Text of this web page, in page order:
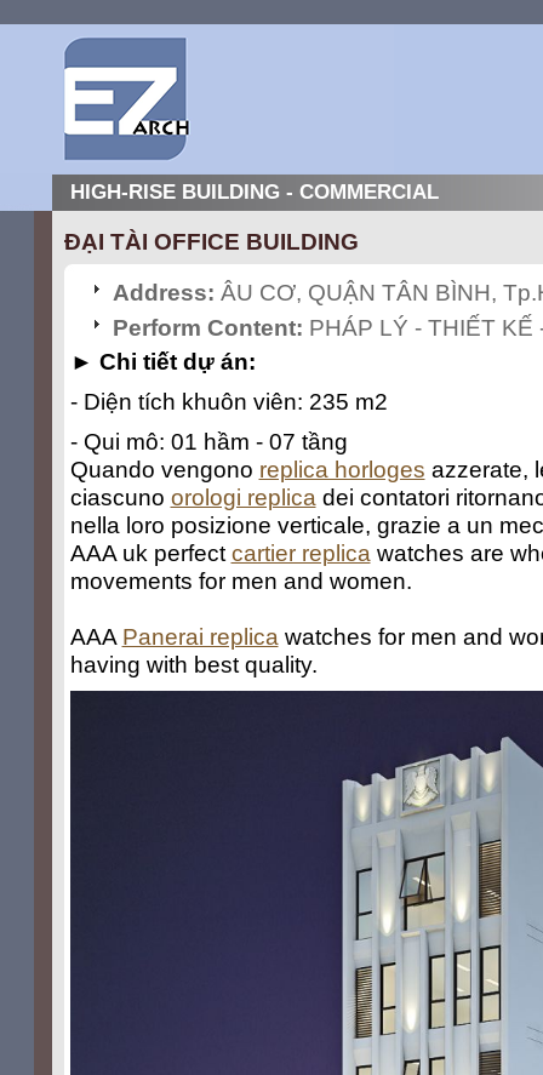
HIGH-RISE BUILDING - COMMERCIAL
ĐẠI TÀI OFFICE BUILDING
Address: ÂU CƠ, QUẬN TÂN BÌNH,
Perform Content: PHÁP LÝ - THIẾT KẾ
► Chi tiết dự án:
- Diện tích khuôn viên: 235 m2
- Qui mô: 01 hầm - 07 tầng
Quando vengono replica horloges azzerate,
ciascuno orologi replica dei contatori
nella loro posizione verticale, grazie a un
AAA uk perfect cartier replica watches are
movements for men and women.
AAA Panerai replica watches for men and
having with best quality.